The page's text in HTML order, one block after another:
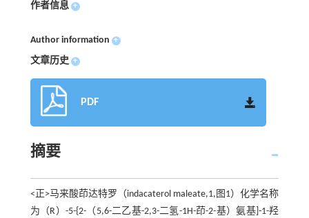
作者信息 +
Author information +
文章历史 +
PDF
摘要
<正>马来酸茚达特罗（indacaterol maleate,1,图1）化学名称
为（R）-5-{2-（5,6-二乙基-2,3-二氢-1H-茚-2-基）氨基]-1-羟